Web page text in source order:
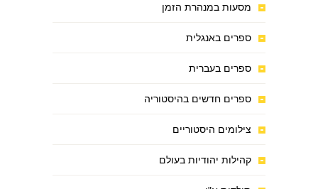
מסעות במנהרת הזמן
ספרים באנגלית
ספרים בעברית
ספרים חדשים בהיסטוריה
צילומים היסטוריים
קהילות יהודיות בעולם